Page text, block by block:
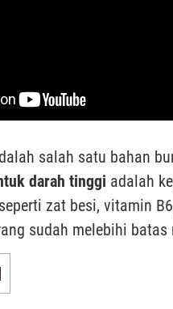
salah satu bahan
darah tinggi adalah
zat besi, vitamin
sudah melebihi